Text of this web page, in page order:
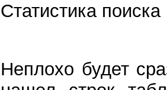
Статистика поиска
Неплохо будет